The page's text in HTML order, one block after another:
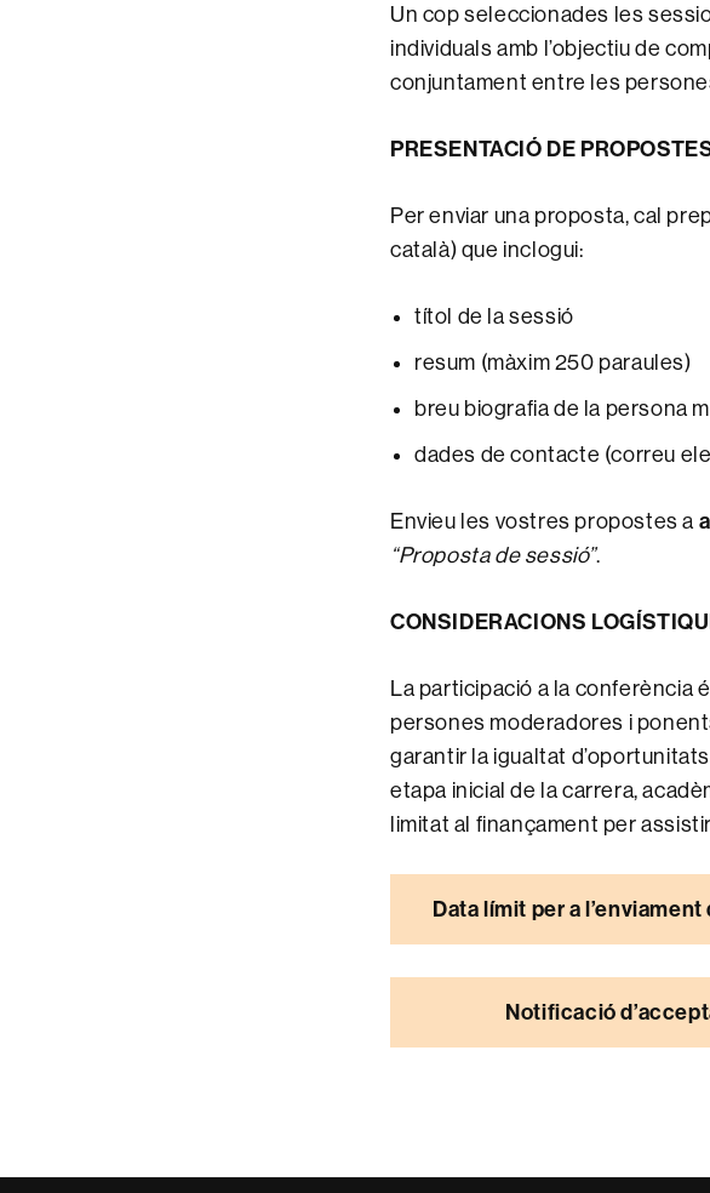
Un cop seleccionades les
individuals amb l’objectiu de
conjuntament entre les
PRESENTACIÓ DE
Per enviar una proposta, cal
català) que inclogui:
títol de la sessió
resum (màxim 250 paraules)
breu biografia de la persona
dades de contacte (correu
Envieu les vostres propostes a
“Proposta de sessió”.
CONSIDERACIONS
La participació a la conferència
persones moderadores i
garantir la igualtat
etapa inicial de la carrera,
limitat al finançament per
Data límit per a
Notificació